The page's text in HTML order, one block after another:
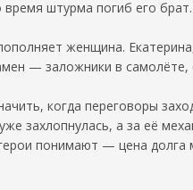
штурма погиб его
женщина.
— заложники в
когда переговоры
захлопнулась, а за её
понимают — цена